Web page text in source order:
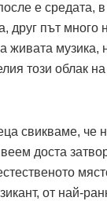
е средата,
друг път много
живата
този облак
свикваме, че
доста
от най-